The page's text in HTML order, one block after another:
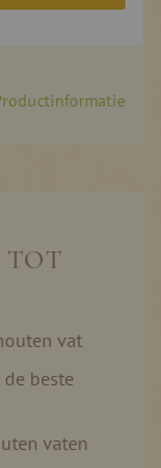
TOT
vat
beste
vaten